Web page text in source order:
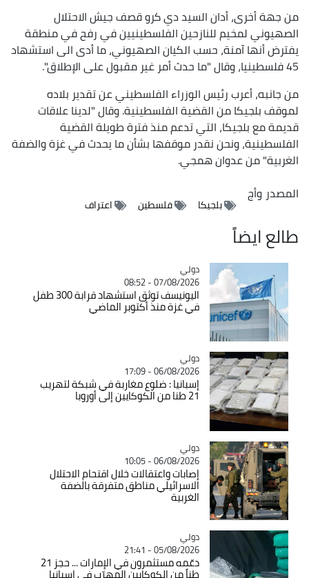
من جهة أخرى، أدان السيد دي كرو قصف جيش الاحتلال
الصهيوني لمخيم للنازحين الفلسطينيين في رفح في منطقة
يفترض أنها آمنة، حسب الكيان الصهيوني، ما أدى الى استشهاد
45 فلسطينيا، وقال "ما حدث أمر غير مقبول على الإطلاق".
من جانبه، أعرب رئيس الوزراء الفلسطيني عن تقدير بلاده
لموقف بلجيكا من القضية الفلسطينية. وقال "لدينا علاقات
قديمة مع بلجيكا، التي تدعم منذ فترة طويلة القضية
الفلسطينية، ونحن نقدر موقفها بشأن ما يحدث في غزة والضفة
الغربية" من عدوان همجي.
المصدروأج
بلجيكا فلسطين اعتراف
طالع ايضاً
Catégorie
دولي
07/08/2026 - 08:52
اليونيسف توثق استشهاد قرابة 300 طفل
في غزة منذ أكتوبر الماضي
Catégorie
دولي
06/08/2026 - 17:09
إسبانيا : ضلوع مغاربة في شبكة لتهريب
21 طنا من الكوكايين إلى أوروبا
Catégorie
دولي
06/08/2026 - 10:05
إصابات واعتقالات خلال اقتحام الاحتلال
الاسرائيلي مناطق متفرقة بالضفة
الغربية
Catégorie
دولي
05/08/2026 - 21:41
دعّمه مستثمرون في الإمارات ... حجز 21
طناً من الكوكايين المهرّب في إسبانيا